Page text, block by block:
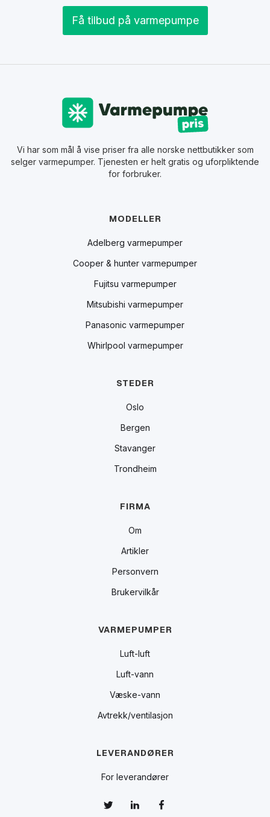
Få tilbud på varmepumpe
Vi har som mål å vise priser fra alle norske nettbutikker som
selger varmepumper. Tjenesten er helt gratis og uforpliktende
for forbruker.
MODELLER
Adelberg varmepumper
Cooper & hunter varmepumper
Fujitsu varmepumper
Mitsubishi varmepumper
Panasonic varmepumper
Whirlpool varmepumper
STEDER
Oslo
Bergen
Stavanger
Trondheim
FIRMA
Om
Artikler
Personvern
Brukervilkår
VARMEPUMPER
Luft-luft
Luft-vann
Væske-vann
Avtrekk/ventilasjon
LEVERANDØRER
For leverandører